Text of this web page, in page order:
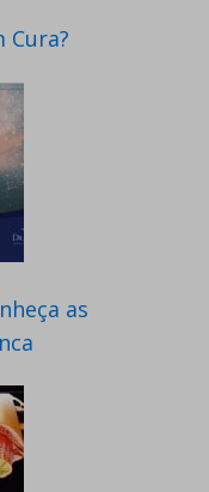
Cura?
as